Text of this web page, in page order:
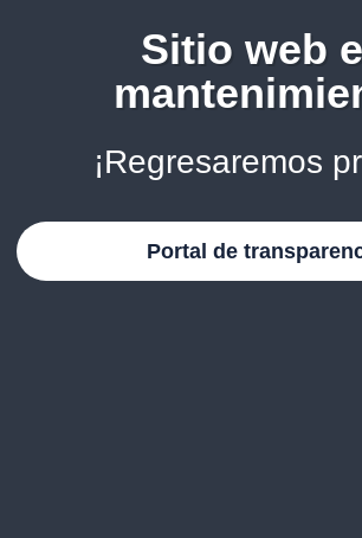
Sitio web
¡Regresaremos
Portal de